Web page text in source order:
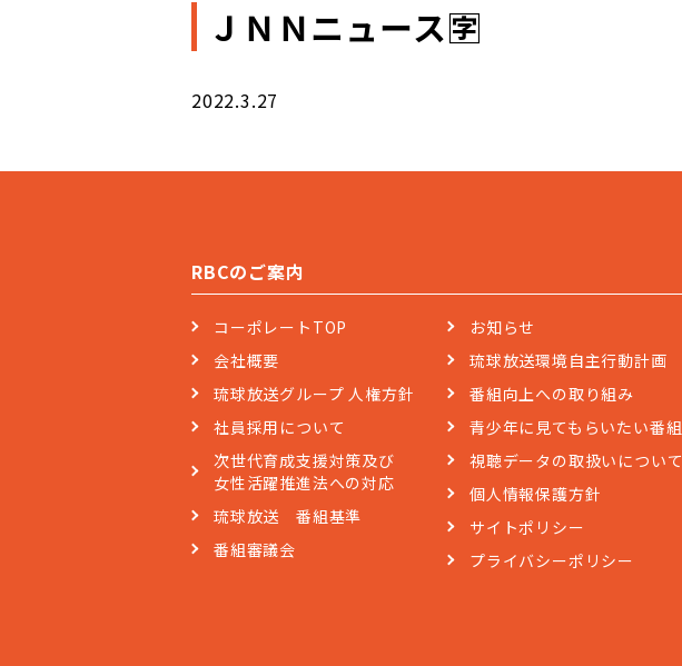
ＪＮＮニュース🈑
2022.3.27
RBCのご案内
コーポレートTOP
会社概要
琉球放送グループ 人権方針
社員採用について
次世代育成支援対策及び
女性活躍推進法への対応
琉球放送 番組基準
番組審議会
お知らせ
琉球放送環境自主行動計画
番組向上への取り組み
青少年に見てもらいたい番組
視聴データの取扱いについて
個人情報保護方針
サイトポリシー
プライバシーポリシー